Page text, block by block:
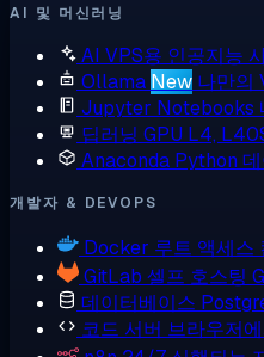
AI 및 머신러닝
AI VPS용 인공지능
Ollama New 나만의
Jupyter Notebooks
딥러닝 GPU L4,
Anaconda Python
개발자 & DEVOPS
Docker 루트 액세스
GitLab 셀프 호스팅
데이터베이스
코드 서버 브라우저